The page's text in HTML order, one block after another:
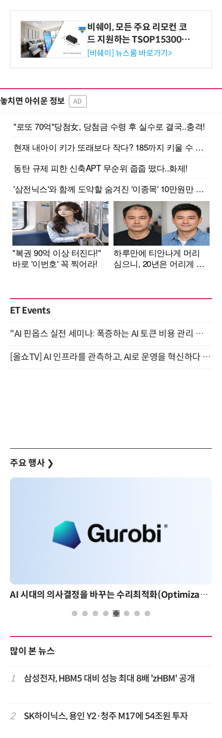
비쉐이, 모든 주요 리모컨 코
드 지원하는 TSOP15300 시
리즈 IR 수신기 출시
[비쉐이] 뉴스룸 바로가기>
놓치면 아쉬운 정보 AD
ET Events
"AI 핀옵스 실전 세미나: 폭증하는 AI 토큰 비용 관리 전략" 8월 21일 개최
[올쇼TV] AI 인프라를 관측하고, AI로 운영을 혁신하다 (8월 11일 생방송)
주요 행사 ❯
AI 시대의 의사결정을 바꾸는 수리최적화(Optimization): 실제 산업 적용 사례와 활용 전략 AI 핀
많이 본 뉴스
1 삼성전자, HBM5 대비 성능 최대 8배 'zHBM' 공개
2 SK하이닉스, 용인 Y2·청주 M17에 54조원 투자